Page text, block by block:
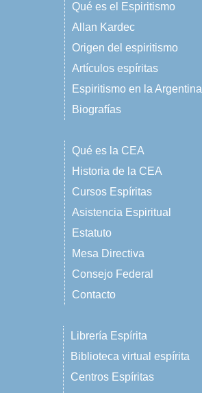
Qué es el Espiritismo
Allan Kardec
Origen del espiritismo
Artículos espíritas
Espiritismo en la Argentina
Biografías
Qué es la CEA
Historia de la CEA
Cursos Espíritas
Asistencia Espiritual
Estatuto
Mesa Directiva
Consejo Federal
Contacto
Librería Espírita
Biblioteca virtual espírita
Centros Espíritas